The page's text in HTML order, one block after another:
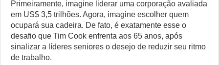
O Que Levou Quatro Trabalhadores à Morte em Obra Proibida no
Casa Branca Antes Distante, Camp David Agora no Centro do Poder
Apple
sem
Tim
Cook:
quem
herda
Primeiramente, imagine liderar uma corporação avaliada
em US$ 3,5 trilhões. Agora, imagine escolher quem
ocupará sua cadeira. De fato, é exatamente esse o
desafio que Tim Cook enfrenta aos 65 anos, após
sinalizar a líderes seniores o desejo de reduzir seu ritmo
de trabalho.